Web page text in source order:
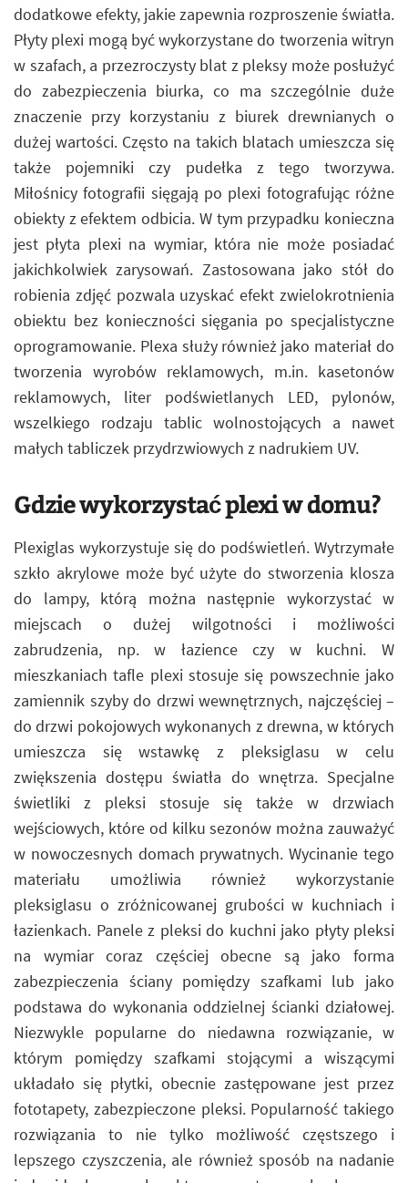
dodatkowe efekty, jakie zapewnia rozproszenie światła.
Płyty plexi mogą być wykorzystane do tworzenia witryn
w szafach, a przezroczysty blat z pleksy może posłużyć
do zabezpieczenia biurka, co ma szczególnie duże
znaczenie przy korzystaniu z biurek drewnianych o
dużej wartości. Często na takich blatach umieszcza się
także pojemniki czy pudełka z tego tworzywa.
Miłośnicy fotografii sięgają po plexi fotografując różne
obiekty z efektem odbicia. W tym przypadku konieczna
jest płyta plexi na wymiar, która nie może posiadać
jakichkolwiek zarysowań. Zastosowana jako stół do
robienia zdjęć pozwala uzyskać efekt zwielokrotnienia
obiektu bez konieczności sięgania po specjalistyczne
oprogramowanie. Plexa służy również jako materiał do
tworzenia wyrobów reklamowych, m.in. kasetonów
reklamowych, liter podświetlanych LED, pylonów,
wszelkiego rodzaju tablic wolnostojących a nawet
małych tabliczek przydrzwiowych z nadrukiem UV.
Gdzie wykorzystać plexi w domu?
Plexiglas wykorzystuje się do podświetleń. Wytrzymałe
szkło akrylowe może być użyte do stworzenia klosza
do lampy, którą można następnie wykorzystać w
miejscach o dużej wilgotności i możliwości
zabrudzenia, np. w łazience czy w kuchni. W
mieszkaniach tafle plexi stosuje się powszechnie jako
zamiennik szyby do drzwi wewnętrznych, najczęściej –
do drzwi pokojowych wykonanych z drewna, w których
umieszcza się wstawkę z pleksiglasu w celu
zwiększenia dostępu światła do wnętrza. Specjalne
świetliki z pleksi stosuje się także w drzwiach
wejściowych, które od kilku sezonów można zauważyć
w nowoczesnych domach prywatnych. Wycinanie tego
materiału umożliwia również wykorzystanie
pleksiglasu o zróżnicowanej grubości w kuchniach i
łazienkach. Panele z pleksi do kuchni jako płyty pleksi
na wymiar coraz częściej obecne są jako forma
zabezpieczenia ściany pomiędzy szafkami lub jako
podstawa do wykonania oddzielnej ścianki działowej.
Niezwykle popularne do niedawna rozwiązanie, w
którym pomiędzy szafkami stojącymi a wiszącymi
układało się płytki, obecnie zastępowane jest przez
fototapety, zabezpieczone pleksi. Popularność takiego
rozwiązania to nie tylko możliwość częstszego i
lepszego czyszczenia, ale również sposób na nadanie